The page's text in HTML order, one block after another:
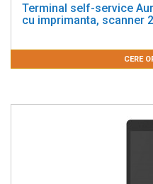
Terminal self-service
cu imprimanta, scanner
CERE